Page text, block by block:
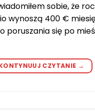
sobie, że
400 €
się po
CZYTANIE →